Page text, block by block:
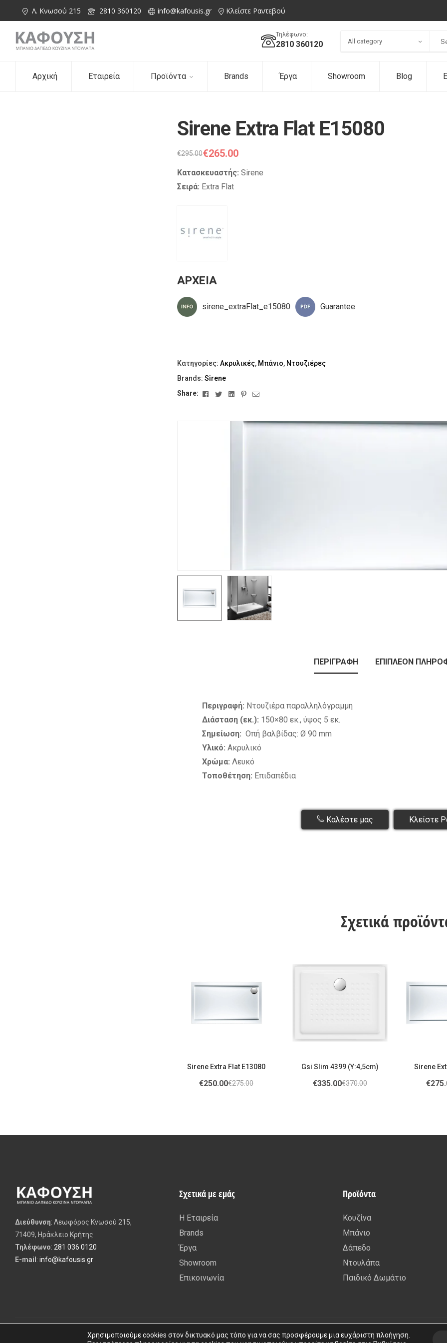
Λ. Κνωσού 215 2810 360120 info@kafousis.gr Κλείστε Ραντεβού
Τηλέφωνο:
2810 360120 All category
Αρχική Εταιρεία Προϊόντα Brands Έργα Showroom Blog
Sirene Extra Flat E15080
€295.00€265.00
Κατασκευαστής: Sirene
Σειρά: Extra Flat
ΑΡΧΕΙΑ
sirene_extraFlat_e15080 Guarantee
Κατηγορίες: Ακρυλικές, Μπάνιο, Ντουζιέρες
Brands: Sirene
Share:
FacebookTwitterLinkedinPinterest
Email
ΠΕΡΙΓΡΑΦΉ ΕΠΙΠΛΈΟΝ
Περιγραφή: Ντουζιέρα παραλληλόγραμμη
Διάσταση (εκ.): 150×80 εκ., ύψος 5 εκ.
Σημείωση: Οπή βαλβίδας: Ø 90 mm
Υλικό: Ακρυλικό
Χρώμα: Λευκό
Τοποθέτηση: Επιδαπέδια
Καλέστε μας Κλείστε
Σχετικά
Sirene Extra Flat E13080
€275.00
€250.00
Gsi Slim 4399 (Υ:4,5cm)
€370.00
€335.00
Sirene
€
Διεύθυνση: Λεωφόρος Κνωσού 215,
71409, Ηράκλειο Κρήτης
Τηλέφωνο: 281 036 0120
E-mail : info@kafousis.gr
Σχετικά με εμάς
Η Εταιρεία
Brands
Έργα
Showroom
Επικοινωνία
Προϊόντα
Κουζίνα
Μπάνιο
Δάπεδο
Ντουλάπα
Παιδικό Δωμάτιο
Copyright © 2015 – 2026 kafousis All rights reserved. Created by
Χρησιμοποιούμε cookies στον δικτυακό μας τόπο για να σας προσφέρουμε μια ευχάριστη πλοήγηση.